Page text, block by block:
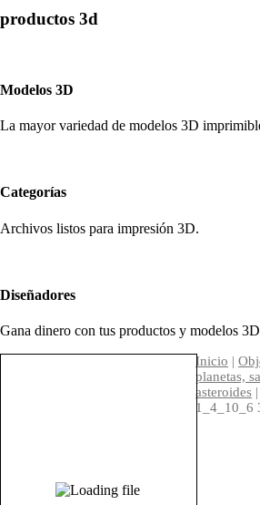
productos 3d
Modelos 3D
La mayor variedad de modelos 3D
Categorías
Archivos listos para impresión 3D.
Diseñadores
Gana dinero con tus productos y modelos
Inicio |
planetas,
asteroides
1_4_10_6